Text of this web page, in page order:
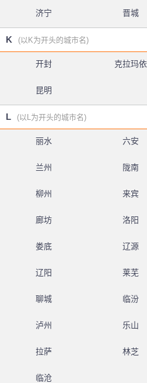
济宁 晋城
K (以K为开头的城市名)
开封 克拉玛依
昆明
L (以L为开头的城市名)
丽水 六安
兰州 陇南
柳州 来宾
廊坊 洛阳
娄底 辽源
辽阳 莱芜
聊城 临汾
泸州 乐山
拉萨 林芝
临沧